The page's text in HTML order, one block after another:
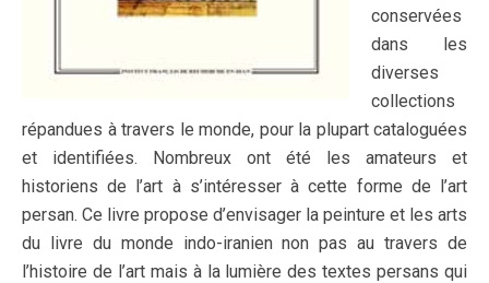
conservées
dans les
diverses
collections
répandues à travers le monde, pour la plupart cataloguées
et identifiées. Nombreux ont été les amateurs et
historiens de l’art à s’intéresser à cette forme de l’art
persan. Ce livre propose d’envisager la peinture et les arts
du livre du monde indo-iranien non pas au travers de
l’histoire de l’art mais à la lumière des textes persans qui